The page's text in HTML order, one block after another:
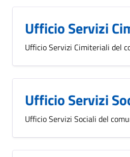
Ufficio Servizi
Ufficio Servizi Cimiteriali del
Ufficio Servizi
Ufficio Servizi Sociali del